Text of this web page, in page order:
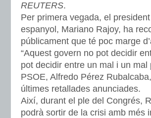
REUTERS.
Per primera vegada, el
espanyol, Mariano Rajoy, ha
públicament que té poc marge
“Aquest govern no pot decidir
pot decidir entre un mal i un
PSOE, Alfredo Pérez
últimes retallades anunciades.
Així, durant el ple del Congrés,
podrà sortir de la crisi amb més